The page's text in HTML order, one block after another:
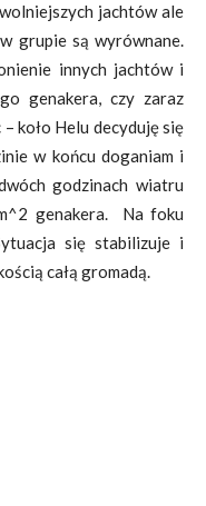
jachtów ale
grupie są wyrównane.
innych jachtów i
genakera, czy zaraz
koło Helu decyduję się
w końcu doganiam i
godzinach wiatru
genakera. Na foku
się stabilizuje i
całą gromadą.